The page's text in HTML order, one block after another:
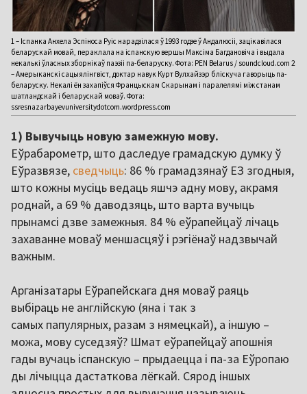
1 – Іспанка Анхела Эспіноса Руіс нарадзілася ў 1993 годзе ў Андалюсіі, зацікавілася
беларускай мовай, пераклала на іспанскую вершы Максіма Багдановіча і выдала
некалькі ўласных зборнікаў паэзіі па-беларуску. Фота: PEN Belarus / soundcloud.com 2
– Амерыканскі сацыялінгвіст, доктар навук Курт Вулхайзэр бліскуча гаворыць па-
беларуску. Некалі ён захапіўся Францыскам Скарынам і паралелямі між станам
шатландскай і беларускай моваў. Фота:
ssresnazarbayevuniversitydotcom.wordpress.com
1) Вывучыць новую замежную мову.
Еўрабарометр, што даследуе грамадскую думку ў
Еўразвязе, сведчыць: 86 % грамадзянаў ЕЗ згодныя,
што кожны мусіць ведаць яшчэ адну мову, акрамя
роднай, а 69 % даводзяць, што варта вучыць
прынамсі дзве замежныя. 84 % еўрапейцаў лічаць
захаванне моваў меншасцяў і рэгіёнаў надзвычай
важным.
Арганізатары Еўрапейскага дня моваў раяць
выбіраць не англійскую (яна і так з
самых папулярных, разам з нямецкай), а іншую –
можа, мову суседзяў? Шмат еўрапейцаў апошнія
гады вучаць іспанскую – прыдаецца і па-за Еўропаю
ды лічыцца дастаткова лёгкай. Сярод іншых